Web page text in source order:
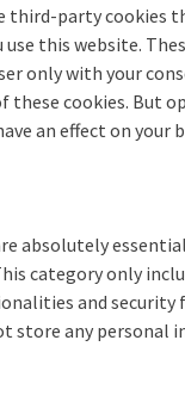
third-party cookies
this website.
only with your
cookies. But
an effect on your
absolutely
category only
and security
store any personal